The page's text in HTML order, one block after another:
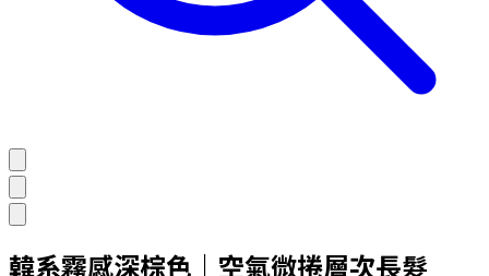
韓系霧感深棕色｜空氣微捲層次長髮